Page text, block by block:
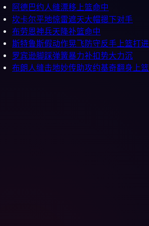
阿德巴约人缝漂移上篮命中
坎卡尔平地惊雷遮天大帽摁下对手
布劳恩神兵天降补篮命中
斯特鲁斯假动作晃飞防守反手上篮打进
罗宾逊脚踩弹簧暴力补扣势大力沉
布朗人缝击地妙传助攻约基奇翻身上篮